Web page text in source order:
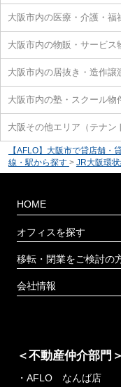
大阪市内の医療・介護・福
大阪市内の物販・サービス
大阪市内の居抜き・造作譲
大阪市内の塾・スクール物
大阪その他エリア（テナン
【AFLO】大阪市で貸店舗・
線・駅から探す > JR大阪環
HOME
オフィスを探す
移転・閉業をご検討の
会社情報
＜不動産仲介部門＞
・AFLO なんば店